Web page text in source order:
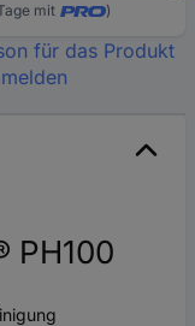
mit )
für das Produkt
PH100